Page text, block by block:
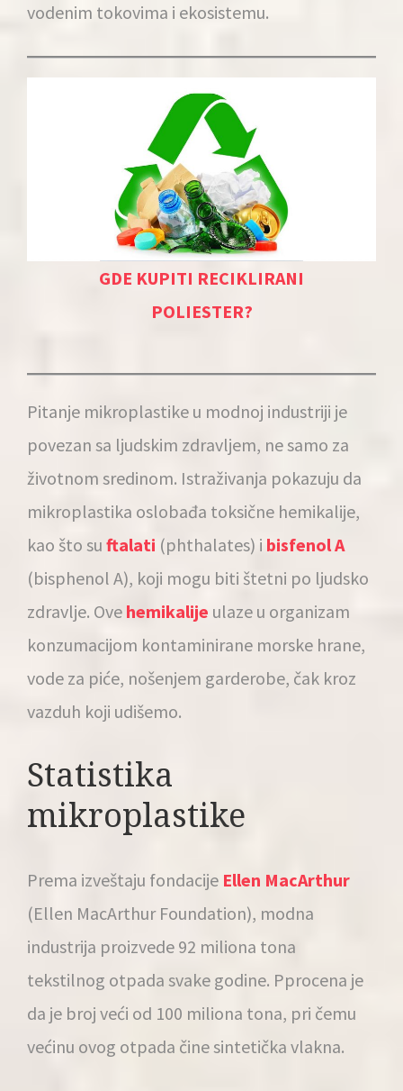
vodenim tokovima i ekosistemu.
GDE KUPITI RECIKLIRANI
POLIESTER?
Pitanje mikroplastike u modnoj industriji je
povezan sa ljudskim zdravljem, ne samo za
životnom sredinom. Istraživanja pokazuju da
mikroplastika oslobađa toksične hemikalije,
kao što su ftalati (phthalates) i bisfenol A
(bisphenol A), koji mogu biti štetni po ljudsko
zdravlje. Ove hemikalije ulaze u organizam
konzumacijom kontaminirane morske hrane,
vode za piće, nošenjem garderobe, čak kroz
vazduh koji udišemo.
Statistika
mikroplastike
Prema izveštaju fondacije Ellen MacArthur
(Ellen MacArthur Foundation), modna
industrija proizvede 92 miliona tona
tekstilnog otpada svake godine. Pprocena je
da je broj veći od 100 miliona tona, pri čemu
većinu ovog otpada čine sintetička vlakna.